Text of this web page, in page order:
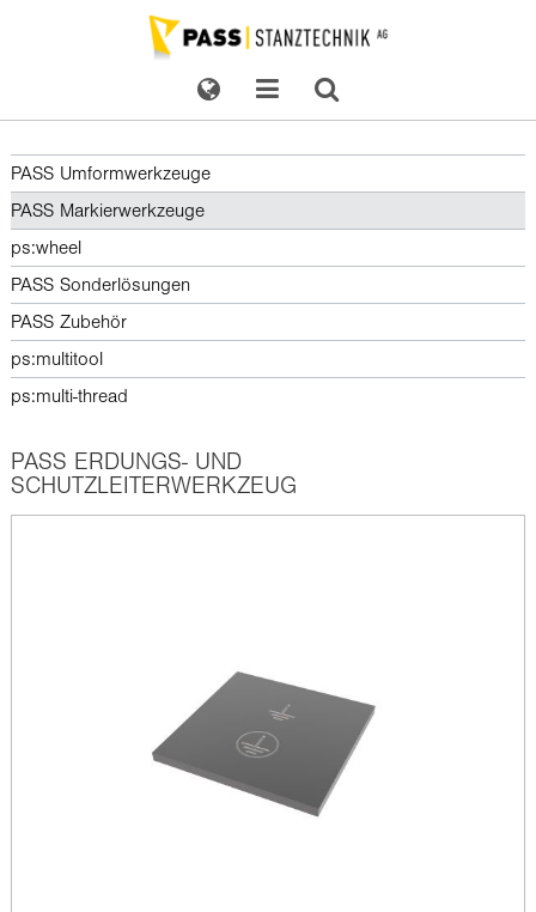
PASS Umformwerkzeuge
PASS Markierwerkzeuge
ps:wheel
PASS Sonderlösungen
PASS Zubehör
ps:multitool
ps:multi-thread
PASS ERDUNGS- UND
SCHUTZLEITERWERKZEUG